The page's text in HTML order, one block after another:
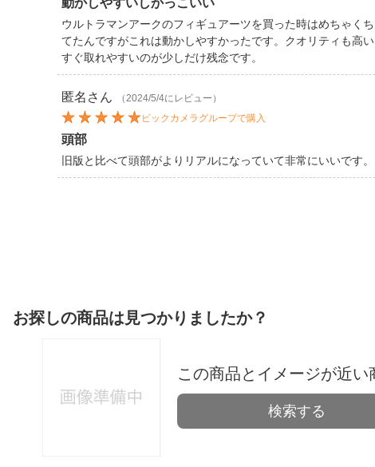
動かしやすいしかっこいい
ウルトラマンアークのフィギュアーツを買った時はめちゃく
てたんですがこれは動かしやすかったです。クオリティも高
すぐ取れやすいのが少しだけ残念です。
匿名 さん
（2024/5/4にレビュー）
ビックカメラグループで購入
頭部
旧版と比べて頭部がよりリアルになっていて非常にいいです。
お探しの商品は見つかりましたか？
この商品とイメージが近い
検索する